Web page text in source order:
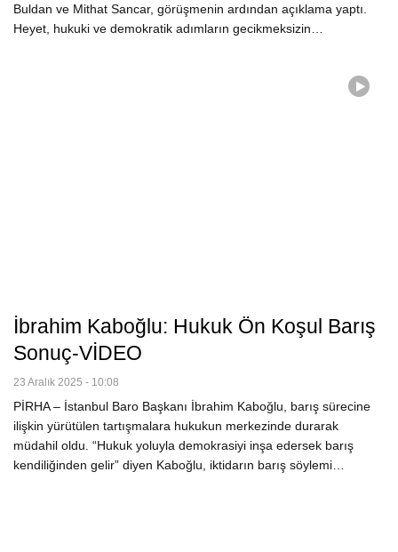
Buldan ve Mithat Sancar, görüşmenin ardından açıklama yaptı.
Heyet, hukuki ve demokratik adımların gecikmeksizin…
İbrahim Kaboğlu: Hukuk Ön Koşul Barış
Sonuç-VİDEO
23 Aralık 2025 - 10:08
PİRHA – İstanbul Baro Başkanı İbrahim Kaboğlu, barış sürecine
ilişkin yürütülen tartışmalara hukukun merkezinde durarak
müdahil oldu. “Hukuk yoluyla demokrasiyi inşa edersek barış
kendiliğinden gelir” diyen Kaboğlu, iktidarın barış söylemi…